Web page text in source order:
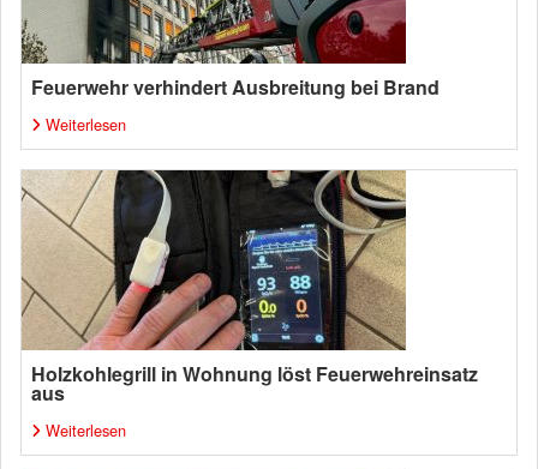
Feuerwehr verhindert Ausbreitung bei Brand
Weiterlesen
Holzkohlegrill in Wohnung löst Feuerwehreinsatz
aus
Weiterlesen